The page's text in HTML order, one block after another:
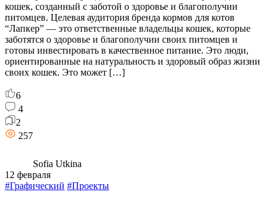
кошек, созданный с заботой о здоровье и благополучии
питомцев. Целевая аудитория бренда кормов для котов
“Лапкер” — это ответственные владельцы кошек, которые
заботятся о здоровье и благополучии своих питомцев и
готовы инвестировать в качественное питание. Это люди,
ориентированные на натуральность и здоровый образ жизни
своих кошек. Это может […]
6
4
2
257
Sofia Utkina
12 февраля
#Графический #Проекты